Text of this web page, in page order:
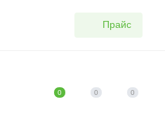
Прайс
0 0 0